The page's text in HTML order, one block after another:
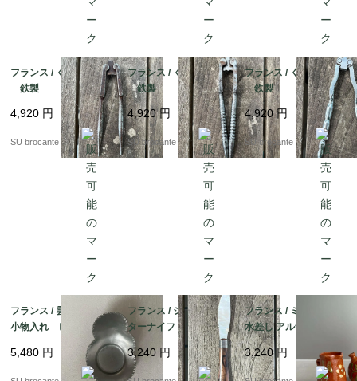
フランス / くるみ割りC
鉄製
4,920 円
SU brocante
フランス / くるみ割りB
鉄製
4,920円
SU brocante
フランス / くるみ割りA
鉄製
4,920円
SU brocante
フランス / 雲のような
小物入れ ピューター
5,480 円
フランス / シェル刃バ
ターナイフ ハンドメ
イド 木製ハンドル
3,240 円
フランス / ミニチュア
水差し アルザス・スフ
レンハイム 陶器製
3,240円